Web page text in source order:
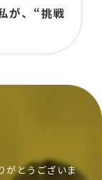
が、“挑戦
がとうございま